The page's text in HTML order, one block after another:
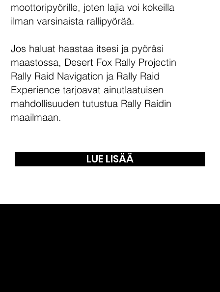
moottoripyörille, joten lajia voi kokeilla
ilman varsinaista rallipyörää.
Jos haluat haastaa itsesi ja pyöräsi
maastossa, Desert Fox Rally Projectin
Rally Raid Navigation ja Rally Raid
Experience tarjoavat ainutlaatuisen
mahdollisuuden tutustua Rally Raidin
maailmaan.
LUE LISÄÄ